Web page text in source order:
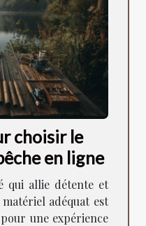
choisir le
en ligne
qui allie détente et
adéquat est
une expérience